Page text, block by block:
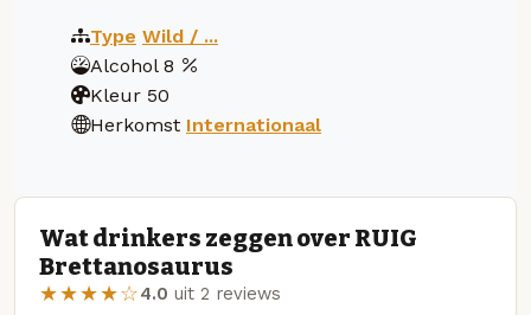
Type Wild / ...
Alcohol 8
Kleur 50
Herkomst Internationaal
Wat drinkers zeggen over RUIG
Brettanosaurus
★★★★☆4.0 uit 2 reviews